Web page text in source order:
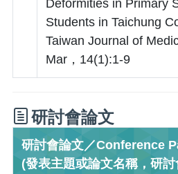
Deformities in Primary
Students in Taichung
Taiwan Journal of
Mar，14(1):1-9
研討會論文
研討會論文／Conference
(發表主題或論文名稱，研